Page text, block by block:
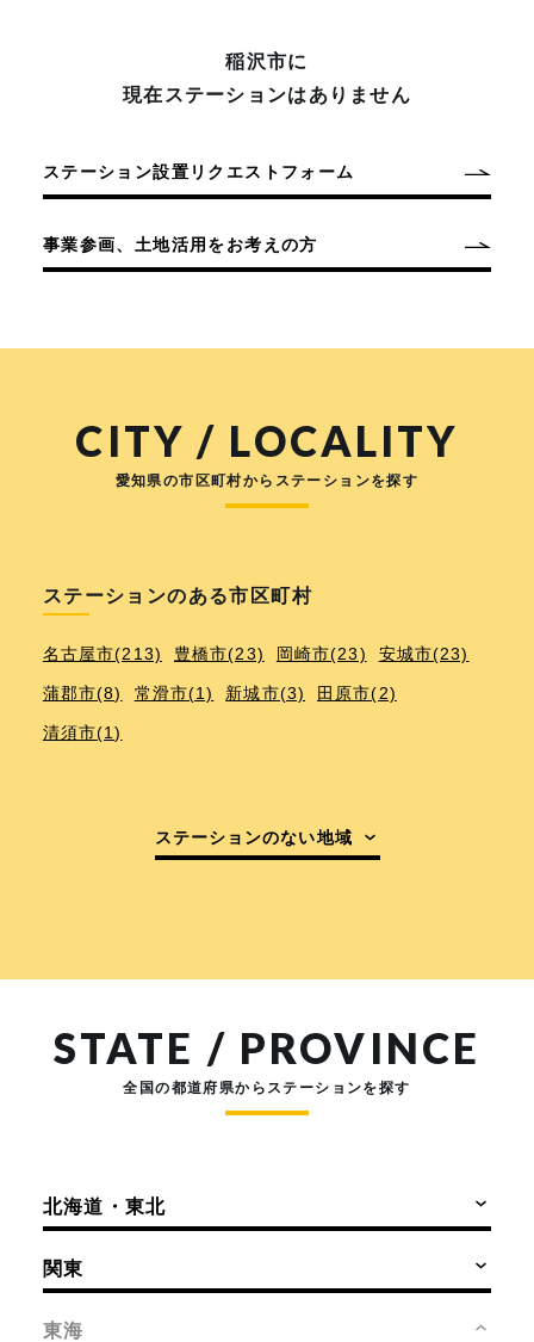
稲沢市に
現在ステーションはありません
ステーション設置リクエストフォーム
事業参画、土地活用をお考えの方
CITY / LOCALITY
愛知県の市区町村からステーションを探す
ステーションのある市区町村
名古屋市(213) 豊橋市(23) 岡崎市(23) 安城市(23)
蒲郡市(8) 常滑市(1) 新城市(3) 田原市(2)
清須市(1)
ステーションのない地域
STATE / PROVINCE
全国の都道府県からステーションを探す
北海道・東北
関東
東海